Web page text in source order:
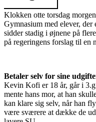
Klokken otte torsdag
Gymnasium med elever,
sidder stadig i øjnene på
på regeringens forslag til en
Betaler selv for sine
Kevin Kofi er 18 år, går i
mente hans mor, at han
kan klare sig selv, når han
være sværere at dække de